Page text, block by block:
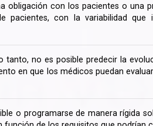
obligación con los pacientes o una
pacientes, con la variabilidad
tanto, no es posible predecir la
en que los médicos puedan
o programarse de manera rígida